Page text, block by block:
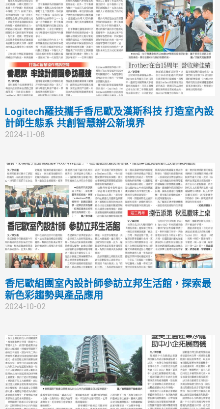
Logitech羅技攜手香尼歐及漢斯科技 打造室內設
計師生態系 共創智慧辦公新境界
2024-11-08
香尼歐組團室內設計師參訪立邦生活館，探索最
新色彩趨勢與產品應用
2024-10-02